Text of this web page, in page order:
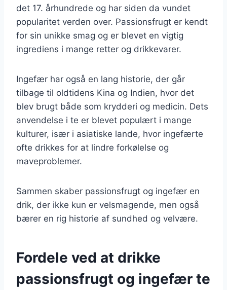
det 17. århundrede og har siden da vundet
popularitet verden over. Passionsfrugt er kendt
for sin unikke smag og er blevet en vigtig
ingrediens i mange retter og drikkevarer.
Ingefær har også en lang historie, der går
tilbage til oldtidens Kina og Indien, hvor det
blev brugt både som krydderi og medicin. Dets
anvendelse i te er blevet populært i mange
kulturer, især i asiatiske lande, hvor ingefærte
ofte drikkes for at lindre forkølelse og
maveproblemer.
Sammen skaber passionsfrugt og ingefær en
drik, der ikke kun er velsmagende, men også
bærer en rig historie af sundhed og velvære.
Fordele ved at drikke
passionsfrugt og ingefær te